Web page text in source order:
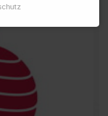
nachfolgenden link.